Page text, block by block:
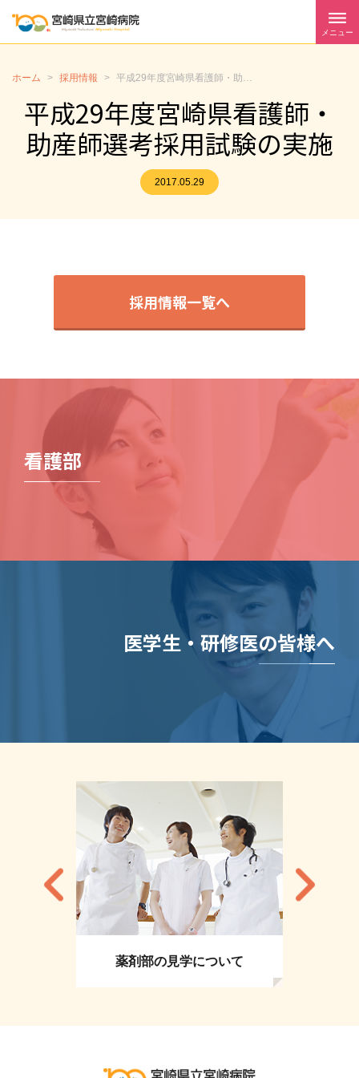
メニュー
ホーム > 採用情報 > 平成29年度宮崎県看護師・助産師選考採用試験の実施
平成29年度宮崎県看護師・
助産師選考採用試験の実施
2017.05.29
採用情報一覧へ
看護部
医学生・研修医の皆様へ
薬剤部の見学について